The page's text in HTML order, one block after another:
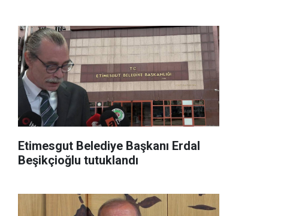
Etimesgut Belediye Başkanı Erdal
Beşikçioğlu tutuklandı